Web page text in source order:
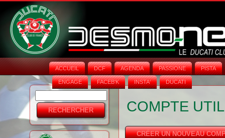
ACCUEIL DCF AGENDA PASSIONE PISTA
ENGAGE FACEB'K INSTA‘ DUCATI
Formulaire
de
recherche
COMPTE
CRÉER UN NOUVEAU